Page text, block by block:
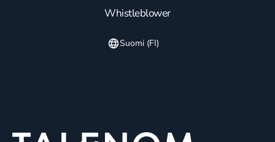
Whistleblower
Suomi (FI)